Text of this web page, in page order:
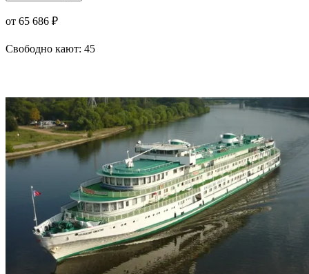
от 65 686 ₽
Свободно кают: 45